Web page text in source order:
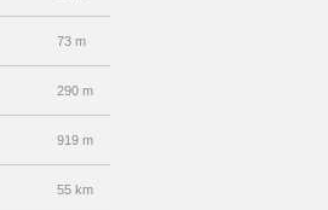
73 m
290 m
919 m
55 km